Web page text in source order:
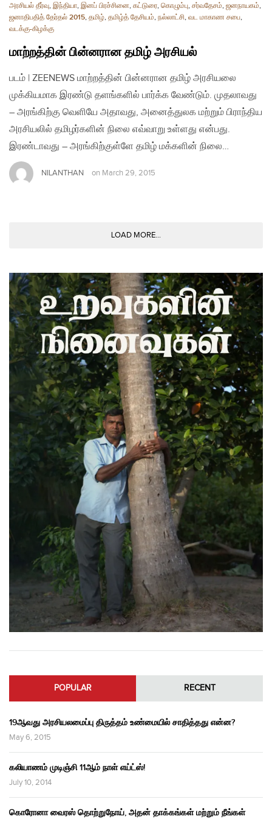
அரசியல் தீர்வு, இந்தியா, இனப் பிரச்சினை, கட்டுரை, கொழும்பு, சர்வதேசம், ஜனநாயகம்,
ஜனாதிபதித் தேர்தல் 2015, தமிழ், தமிழ்த் தேசியம், நல்லாட்சி, வட மாகாண சபை,
வடக்கு-கிழக்கு
மாற்றத்தின் பின்னரான தமிழ் அரசியல்
படம் | ZEENEWS மாற்றத்தின் பின்னரான தமிழ் அரசியலை
முக்கியமாக இரண்டு தளங்களில் பார்க்க வேண்டும். முதலாவது
– அரங்கிற்கு வெளியே அதாவது, அனைத்துலக மற்றும் பிராந்திய
அரசியலில் தமிழர்களின் நிலை எவ்வாறு உள்ளது என்பது.
இரண்டாவது – அரங்கிற்குள்ளே தமிழ் மக்களின் நிலை…
NILANTHAN on March 29, 2015
LOAD MORE...
POPULAR RECENT
19ஆவது அரசியலமைப்பு திருத்தம் உண்மையில் சாதித்தது என்ன?
May 6, 2015
கலியாணம் முடிஞ்சி 11ஆம் நாள் எய்ட்ஸ்!
July 10, 2014
கொரோனா வைரஸ் தொற்றுநோய், அதன் தாக்கங்கள் மற்றும் நீங்கள்